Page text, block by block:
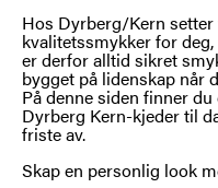
Hos Dyrberg/Kern
kvalitetssmykker for
er derfor alltid sikret
bygget på lidenskap når
På denne siden finner
Dyrberg Kern-kjeder til
friste av.
Skap en personlig look